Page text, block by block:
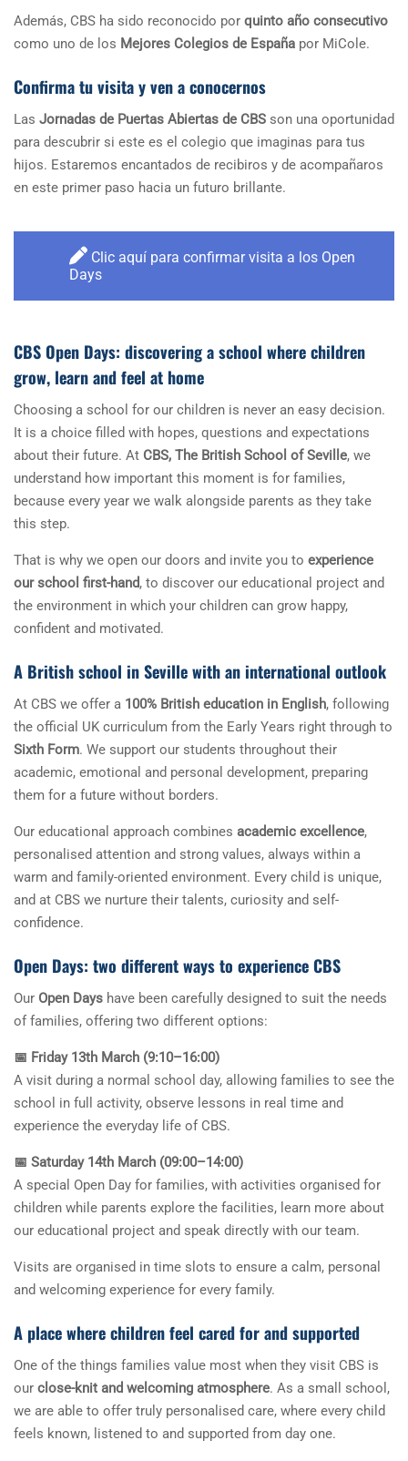
Además, CBS ha sido reconocido por quinto año consecutivo
como uno de los Mejores Colegios de España por MiCole.
Confirma tu visita y ven a conocernos
Las Jornadas de Puertas Abiertas de CBS son una oportunidad
para descubrir si este es el colegio que imaginas para tus
hijos. Estaremos encantados de recibiros y de acompañaros
en este primer paso hacia un futuro brillante.
Clic aquí para confirmar visita a los Open
Days
CBS Open Days: discovering a school where children
grow, learn and feel at home
Choosing a school for our children is never an easy decision.
It is a choice filled with hopes, questions and expectations
about their future. At CBS, The British School of Seville, we
understand how important this moment is for families,
because every year we walk alongside parents as they take
this step.
That is why we open our doors and invite you to experience
our school first-hand, to discover our educational project and
the environment in which your children can grow happy,
confident and motivated.
A British school in Seville with an international outlook
At CBS we offer a 100% British education in English, following
the official UK curriculum from the Early Years right through to
Sixth Form. We support our students throughout their
academic, emotional and personal development, preparing
them for a future without borders.
Our educational approach combines academic excellence,
personalised attention and strong values, always within a
warm and family-oriented environment. Every child is unique,
and at CBS we nurture their talents, curiosity and self-
confidence.
Open Days: two different ways to experience CBS
Our Open Days have been carefully designed to suit the needs
of families, offering two different options:
📅 Friday 13th March (9:10–16:00)
A visit during a normal school day, allowing families to see the
school in full activity, observe lessons in real time and
experience the everyday life of CBS.
📅 Saturday 14th March (09:00–14:00)
A special Open Day for families, with activities organised for
children while parents explore the facilities, learn more about
our educational project and speak directly with our team.
Visits are organised in time slots to ensure a calm, personal
and welcoming experience for every family.
A place where children feel cared for and supported
One of the things families value most when they visit CBS is
our close-knit and welcoming atmosphere. As a small school,
we are able to offer truly personalised care, where every child
feels known, listened to and supported from day one.